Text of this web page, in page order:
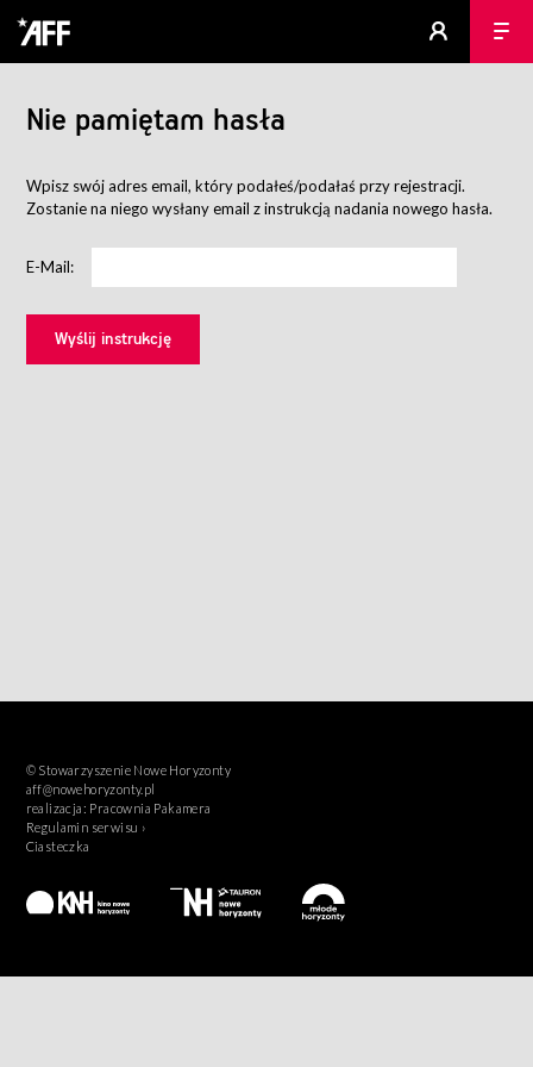
Nie pamiętam hasła
Wpisz swój adres email, który podałeś/podałaś przy rejestracji.
Zostanie na niego wysłany email z instrukcją nadania nowego hasła.
E-Mail:
© Stowarzyszenie Nowe Horyzonty
aff@nowehoryzonty.pl
realizacja: Pracownia Pakamera
Regulamin serwisu ›
Ciasteczka